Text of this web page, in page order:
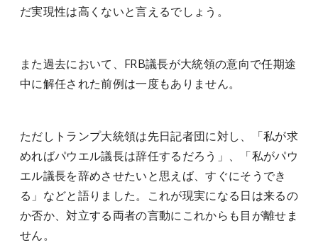
だ実現性は高くないと言えるでしょう。
また過去において、FRB議長が大統領の意向で任期途
中に解任された前例は一度もありません。
ただしトランプ大統領は先日記者団に対し、「私が求
めればパウエル議長は辞任するだろう」、「私がパウ
エル議長を辞めさせたいと思えば、すぐにそうでき
る」などと語りました。これが現実になる日は来るの
か否か、対立する両者の言動にこれからも目が離せま
せん。